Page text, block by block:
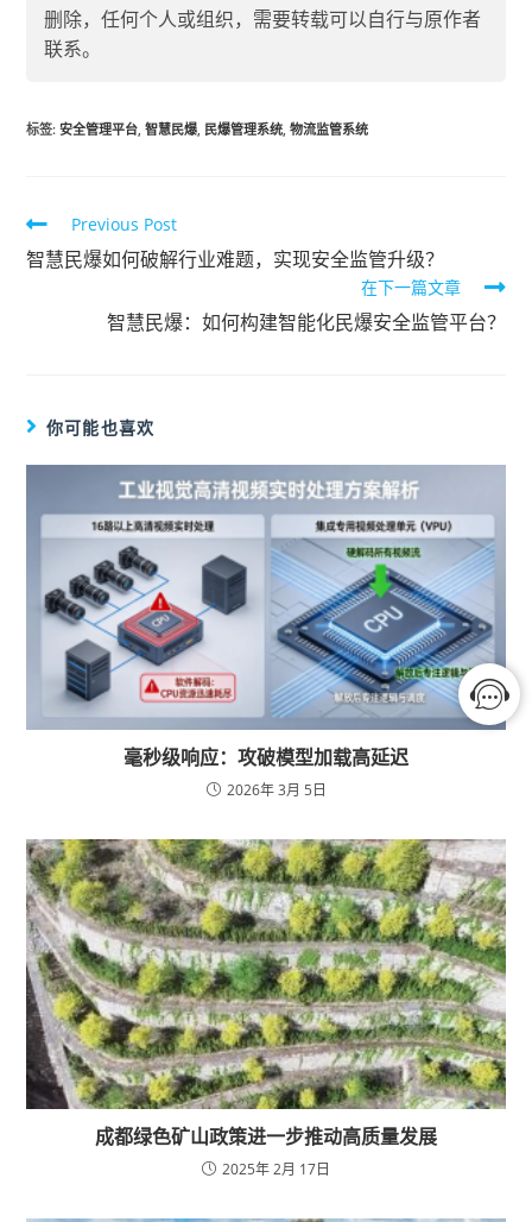
删除，任何个人或组织，需要转载可以自行与原作者
联系。
标签:安全管理平台 智慧民爆 民爆管理系统 物流监管系统
Previous Post
智慧民爆如何破解行业难题，实现安全监管升级？
在下一篇文章
智慧民爆：如何构建智能化民爆安全监管平台？
你可能也喜欢
毫秒级响应：攻破模型加载高延迟
2026年 3月 5日
成都绿色矿山政策进一步推动高质量发展
2025年 2月 17日